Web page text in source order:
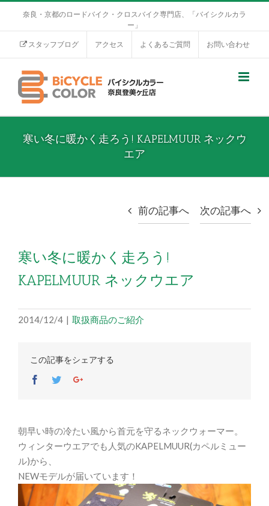
奈良・京都のロードバイク・クロスバイク専門店、「バイシクルカラ
ー」
スタッフブログ アクセス よくあるご質問 お問い合わせ
寒い冬に暖かく走ろう! KAPELMUUR ネックウ
エア
前の記事へ 次の記事へ
寒い冬に暖かく走ろう!
KAPELMUUR ネックウエア
2014/12/4 | 取扱商品のご紹介
この記事をシェアする
Facebook
TwitterGoogle+
朝早い時の冷たい風から首元を守るネックウォーマー。
ウィンターウエアでも人気のKAPELMUUR(カペルミュー
ル)から、
NEWモデルが届いています！